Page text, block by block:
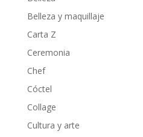
Belleza y maquillaje
Carta Z
Ceremonia
Chef
Cóctel
Collage
Cultura y arte